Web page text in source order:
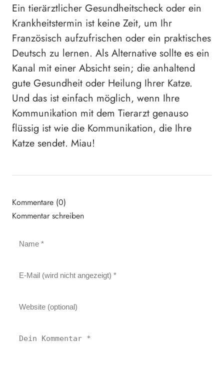
Ein tierärztlicher Gesundheitscheck oder ein
Krankheitstermin ist keine Zeit, um Ihr
Französisch aufzufrischen oder ein praktisches
Deutsch zu lernen. Als Alternative sollte es ein
Kanal mit einer Absicht sein; die anhaltend
gute Gesundheit oder Heilung Ihrer Katze.
Und das ist einfach möglich, wenn Ihre
Kommunikation mit dem Tierarzt genauso
flüssig ist wie die Kommunikation, die Ihre
Katze sendet. Miau!
Kommentare (0)
Kommentar schreiben